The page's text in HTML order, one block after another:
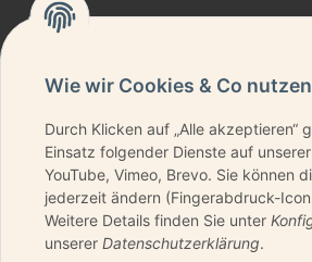
NEWSLETTER ABONNIEREN
VERPASSEN
Wie wir Cookies & Co nutzen
Durch Klicken auf „Alle akzeptieren“
Einsatz folgender Dienste auf
YouTube, Vimeo, Brevo. Sie können
jederzeit ändern (Fingerabdruck-
Weitere Details finden Sie unter
unserer Datenschutzerklärung.